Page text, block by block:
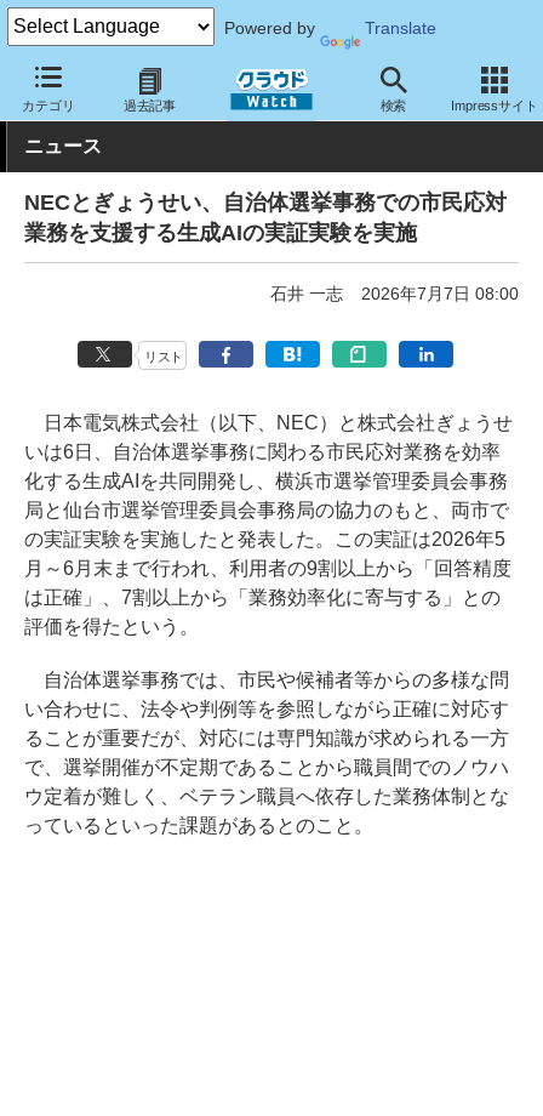
Powered by Translate
カテゴリ 過去記事 検索 Impressサイト
クラウド Watch トピック 研究開発 その他
ニュース
NECとぎょうせい、自治体選挙事務での市民応対
業務を支援する生成AIの実証実験を実施
石井 一志 2026年7月7日 08:00
リスト
日本電気株式会社（以下、NEC）と株式会社ぎょうせ
いは6日、自治体選挙事務に関わる市民応対業務を効率
化する生成AIを共同開発し、横浜市選挙管理委員会事務
局と仙台市選挙管理委員会事務局の協力のもと、両市で
の実証実験を実施したと発表した。この実証は2026年5
月～6月末まで行われ、利用者の9割以上から「回答精度
は正確」、7割以上から「業務効率化に寄与する」との
評価を得たという。
自治体選挙事務では、市民や候補者等からの多様な問
い合わせに、法令や判例等を参照しながら正確に対応す
ることが重要だが、対応には専門知識が求められる一方
で、選挙開催が不定期であることから職員間でのノウハ
ウ定着が難しく、ベテラン職員へ依存した業務体制とな
っているといった課題があるとのこと。